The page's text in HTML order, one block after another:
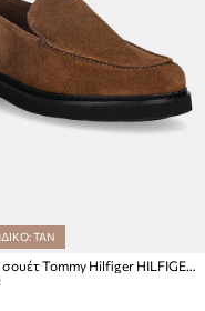
TAN
Μοκασίνια σουέτ Tommy Hilfiger HILFIGER ULTRA LIGHT SDE LOAFER